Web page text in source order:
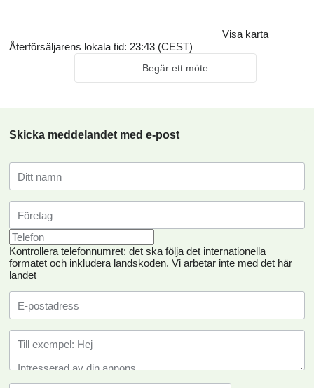
Visa karta
Återförsäljarens lokala tid: 23:43 (CEST)
Begär ett möte
Skicka meddelandet med e-post
Kontrollera telefonnumret: det ska följa det internationella
formatet och inkludera landskoden. Vi arbetar inte med det här
landet